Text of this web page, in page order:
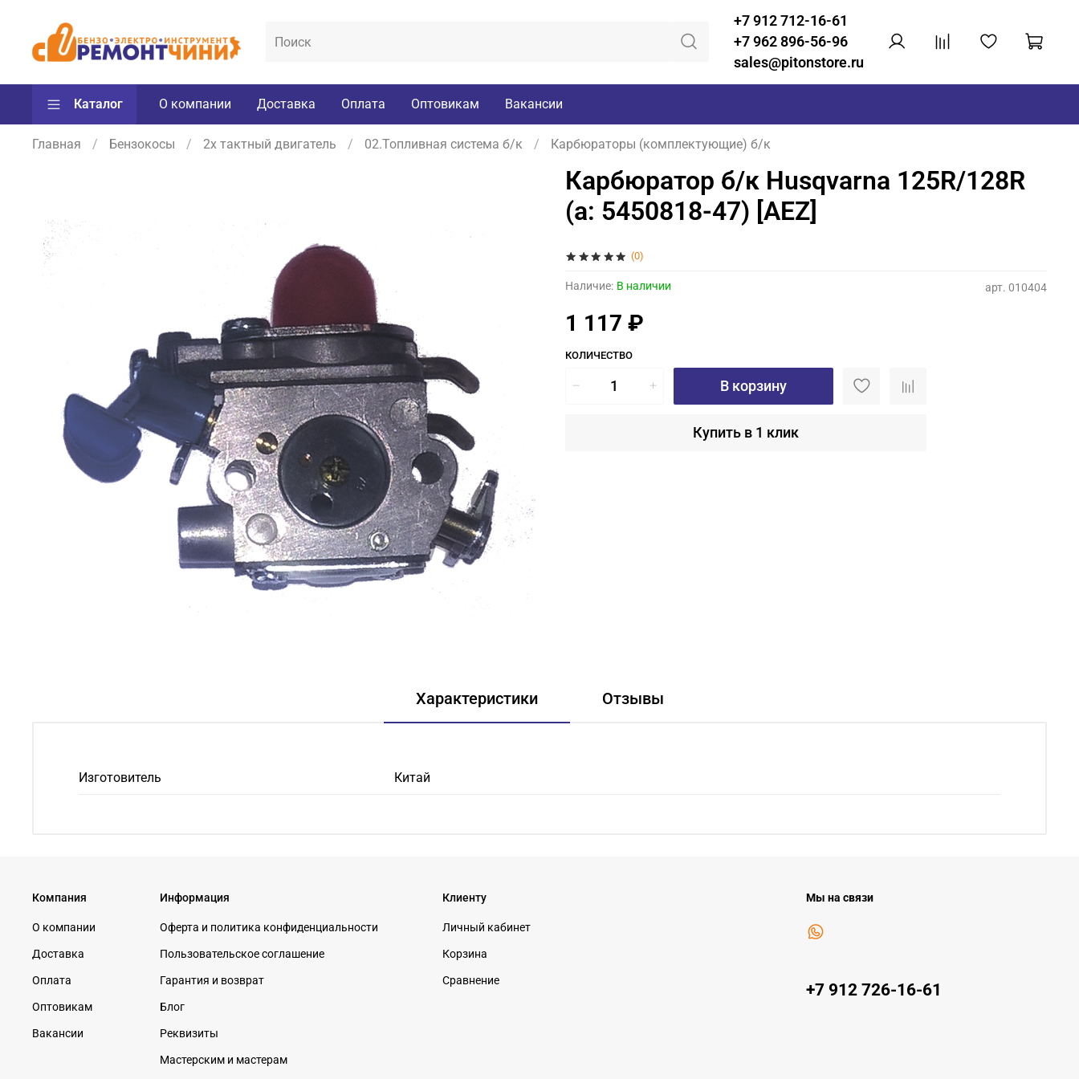
+7 912 712-16-61
+7 962 896-56-96
sales@pitonstore.ru
Каталог О компании Доставка Оплата Оптовикам Вакансии
Главная Бензокосы 2х тактный двигатель 02.Топливная система б/к Карбюраторы (комплектующие) б/к
(0)
арт. 010404
Наличие: В наличии
Карбюратор б/к Husqvarna 125R/128R
(а: 5450818-47) [AEZ]
1 117 ₽
КОЛИЧЕСТВО
В корзину
Купить в 1 клик
Характеристики Отзывы
Изготовитель Китай
Компания
О компании
Доставка
Оплата
Оптовикам
Вакансии
Информация
Оферта и политика конфиденциальности
Пользовательское соглашение
Гарантия и возврат
Блог
Реквизиты
Мастерским и мастерам
Клиенту
Личный кабинет
Корзина
Сравнение
Мы на связи
+7 912 726-16-61